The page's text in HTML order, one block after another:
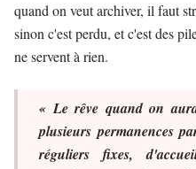
quand on veut archiver, il faut
sinon c'est perdu, et c'est des
ne servent à rien.
« Le rêve quand on
plusieurs permanences
réguliers fixes,